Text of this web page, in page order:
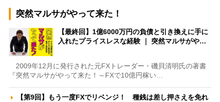
突然マルサがやって来た！
【最終回】1億6000万円の負債と引き換えに手に
入れたプライスレスな経験 ｜ 突然マルサがや…
2009年12月に発行された元FXトレーダー・磯貝清明氏の著書
『突然マルサがやって来た！～FXで10億円稼い…
【第9回】もう一度FXでリベンジ！ 種銭は差し押さえを免れ